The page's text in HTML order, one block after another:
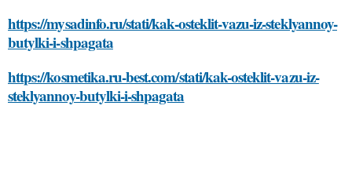
https://mysadinfo.ru/stati/kak-osteklit-vazu-iz-steklyannoy-
butylki-i-shpagata
https://kosmetika.ru-best.com/stati/kak-osteklit-vazu-iz-
steklyannoy-butylki-i-shpagata